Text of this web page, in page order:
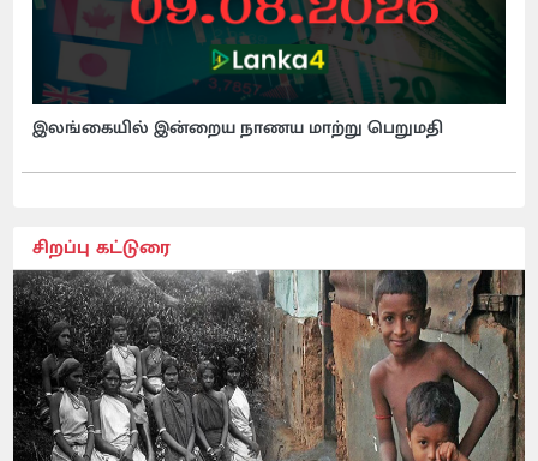
இலங்கையில் இன்றைய நாணய மாற்று பெறுமதி
சிறப்பு கட்டுரை